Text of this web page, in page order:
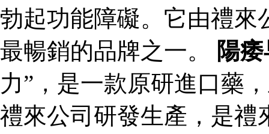
勃起功能障礙。它由禮來
最暢銷的品牌之一。
陽
力”，是一款原研進口藥
禮來公司研發生產，是禮